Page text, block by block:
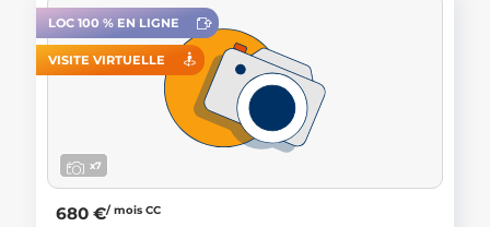
LOC 100 % EN LIGNE
VISITE VIRTUELLE
x7
680 €/ mois CC